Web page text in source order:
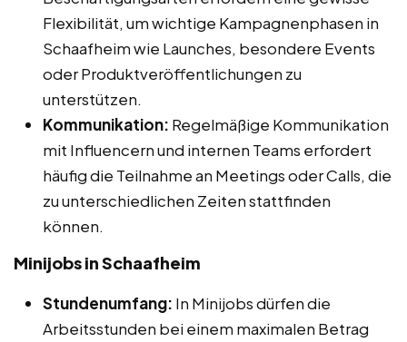
Flexibilität, um wichtige Kampagnenphasen in
Schaafheim wie Launches, besondere Events
oder Produktveröffentlichungen zu
unterstützen.
Kommunikation: Regelmäßige Kommunikation
mit Influencern und internen Teams erfordert
häufig die Teilnahme an Meetings oder Calls, die
zu unterschiedlichen Zeiten stattfinden
können.
Minijobs in Schaafheim
Stundenumfang: In Minijobs dürfen die
Arbeitsstunden bei einem maximalen Betrag